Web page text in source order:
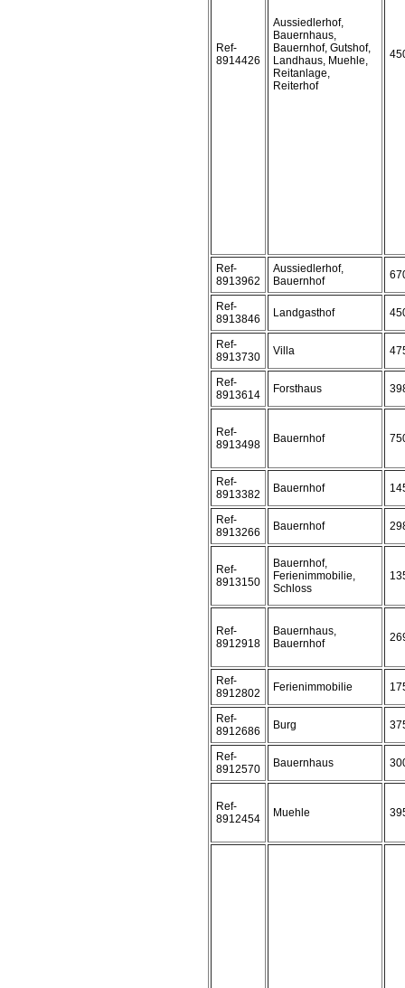
Ref-
8914426
Aussiedlerhof,
Bauernhaus,
Bauernhof, Gutshof,
Landhaus, Muehle,
Reitanlage,
Reiterhof
Ref-
8913962
Aussiedlerhof,
Bauernhof
Ref-
8913846
Landgasthof
Ref-
8913730
Villa
Ref-
8913614
Forsthaus
Ref-
8913498
Bauernhof
Ref-
8913382
Bauernhof
Ref-
8913266
Bauernhof
Ref-
8913150
Bauernhof,
Ferienimmobilie,
Schloss
Ref-
8912918
Bauernhaus,
Bauernhof
Ref-
8912802
Ferienimmobilie
Ref-
8912686
Burg
Ref-
8912570
Bauernhaus
Ref-
8912454
Muehle